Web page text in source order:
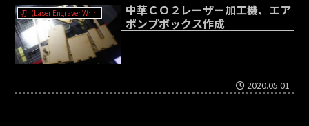
切（Laser Engraver WER-3020?）
中華ＣＯ２レーザー加工機、エア
ポンプボックス作成
2020.05.01